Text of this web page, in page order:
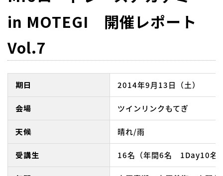
in MOTEGI 開催レポート
Vol.7
期日 2014年9月13日（土）
会場 ツインリンクもてぎ
天候 晴れ/雨
受講生 16名（年間6名 1Day10名